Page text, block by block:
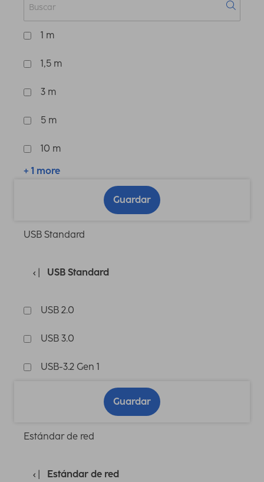
1 m
1,5 m
3 m
5 m
10 m
+ 1 more
Guardar
USB Standard
USB Standard
USB 2.0
USB 3.0
USB-3.2 Gen 1
Guardar
Estándar de red
Estándar de red